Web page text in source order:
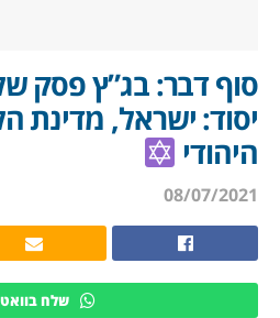
סוף דבר: בג”ץ פסק
יסוד: ישראל, מדינת
היהודי
08/07/2021
שלח